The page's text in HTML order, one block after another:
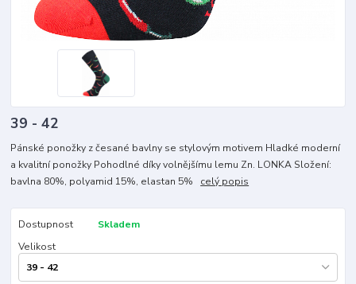
39 - 42
Pánské ponožky z česané bavlny se stylovým motivem Hladké moderní
a kvalitní ponožky Pohodlné díky volnějšímu lemu Zn. LONKA Složení:
bavlna 80%, polyamid 15%, elastan 5% celý popis
Dostupnost
Skladem
Velikost